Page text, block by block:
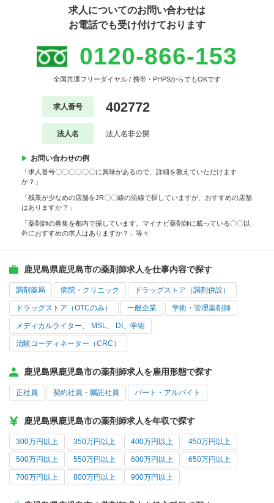
求人についてのお問い合わせは
お電話でも受け付けております
0120-866-153
全国共通フリーダイヤル / 携帯・PHPSからでもOKです
求人番号 402772
法人名 法人名非公開
お問い合わせの例
「求人番号〇〇〇〇〇〇に興味があるので、詳細を教えていただけます
か？」
「残業が少なめの店舗をJR〇〇線の沿線で探していますが、おすすめの店舗
はありますか？」
「薬剤師の募集を都内で探しています。マイナビ薬剤師に載っている〇〇以
外におすすめの求人はありますか？」等々
鹿児島県鹿児島市の薬剤師求人を仕事内容で探す
調剤薬局 病院・クリニック ドラッグストア（調剤併設）
ドラッグストア（OTCのみ） 一般企業 学術・管理薬剤師
メディカルライター、 MSL、 DI、学術
治験コーディネーター（CRC）
鹿児島県鹿児島市の薬剤師求人を雇用形態で探す
正社員 契約社員・嘱託社員 パート・アルバイト
鹿児島県鹿児島市の薬剤師求人を年収で探す
300万円以上 350万円以上 400万円以上 450万円以上
500万円以上 550万円以上 600万円以上 650万円以上
700万円以上 800万円以上 900万円以上